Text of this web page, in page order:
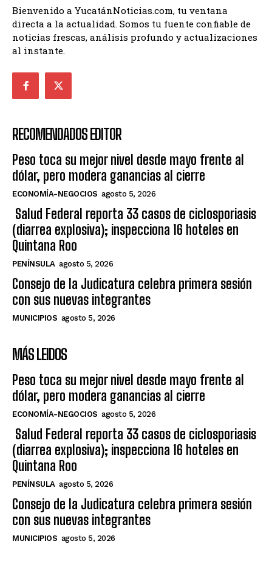
Bienvenido a YucatánNoticias.com, tu ventana
directa a la actualidad. Somos tu fuente confiable de
noticias frescas, análisis profundo y actualizaciones
al instante.
RECOMENDADOS EDITOR
Peso toca su mejor nivel desde mayo frente al
dólar, pero modera ganancias al cierre
ECONOMÍA-NEGOCIOS agosto 5, 2026
Salud Federal reporta 33 casos de ciclosporiasis
(diarrea explosiva); inspecciona 16 hoteles en
Quintana Roo
PENÍNSULA agosto 5, 2026
Consejo de la Judicatura celebra primera sesión
con sus nuevas integrantes
MUNICIPIOS agosto 5, 2026
MÁS LEIDOS
Peso toca su mejor nivel desde mayo frente al
dólar, pero modera ganancias al cierre
ECONOMÍA-NEGOCIOS agosto 5, 2026
Salud Federal reporta 33 casos de ciclosporiasis
(diarrea explosiva); inspecciona 16 hoteles en
Quintana Roo
PENÍNSULA agosto 5, 2026
Consejo de la Judicatura celebra primera sesión
con sus nuevas integrantes
MUNICIPIOS agosto 5, 2026